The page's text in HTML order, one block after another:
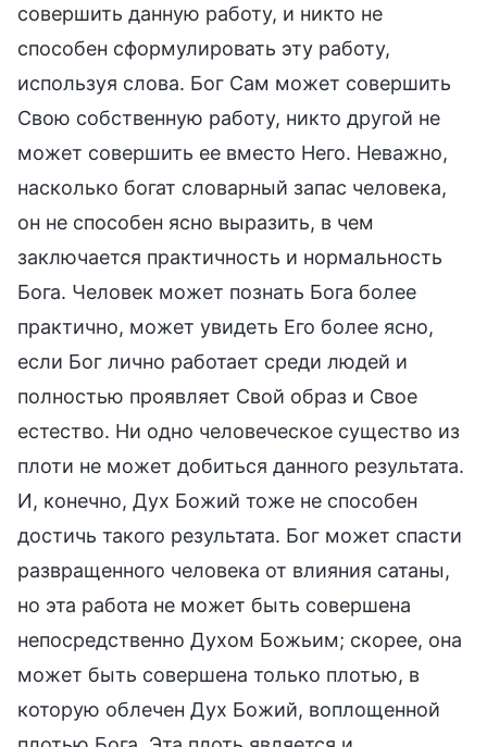
совершить данную работу, и никто не
способен сформулировать эту работу,
используя слова. Бог Сам может совершить
Свою собственную работу, никто другой не
может совершить ее вместо Него. Неважно,
насколько богат словарный запас человека,
он не способен ясно выразить, в чем
заключается практичность и нормальность
Бога. Человек может познать Бога более
практично, может увидеть Его более ясно,
если Бог лично работает среди людей и
полностью проявляет Свой образ и Свое
естество. Ни одно человеческое существо из
плоти не может добиться данного результата.
И, конечно, Дух Божий тоже не способен
достичь такого результата. Бог может спасти
развращенного человека от влияния сатаны,
но эта работа не может быть совершена
непосредственно Духом Божьим; скорее, она
может быть совершена только плотью, в
которую облечен Дух Божий, воплощенной